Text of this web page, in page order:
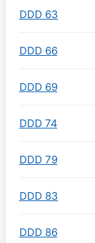
DDD 63
DDD 66
DDD 69
DDD 74
DDD 79
DDD 83
DDD 86